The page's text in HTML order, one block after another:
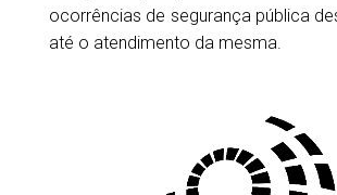
ocorrências de segurança pública
até o atendimento da mesma.